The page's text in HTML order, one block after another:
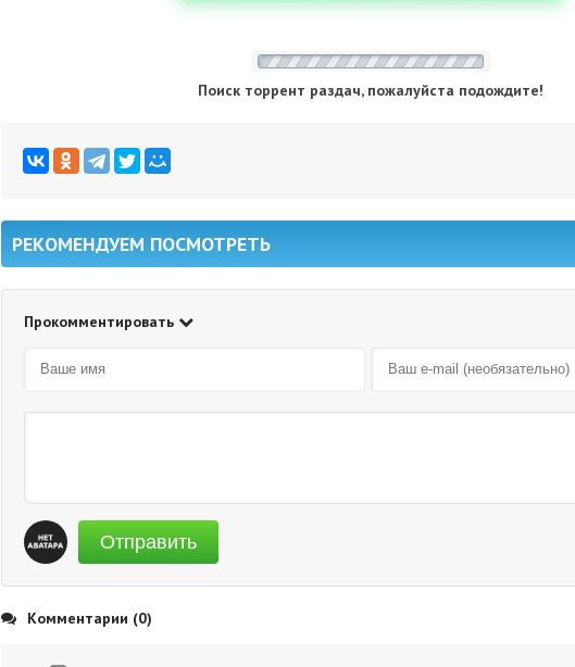
Поиск торрент раздач, пожалуйста подождите!
РЕКОМЕНДУЕМ ПОСМОТРЕТЬ
Прокомментировать
Отправить
Комментарии (0)